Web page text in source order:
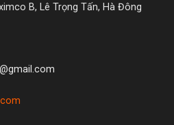
B, Lê Trọng Tấn, Hà Đông